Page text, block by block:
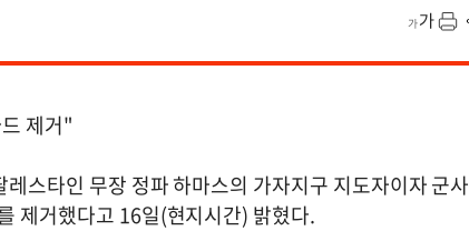
제거"
스타인 무장 정파 하마스의 가자지구 지도자이자 군사
제거했다고 16일(현지시간) 밝혔다.